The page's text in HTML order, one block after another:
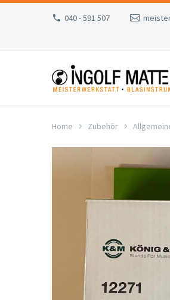
040 - 591 507
Home Zubehör